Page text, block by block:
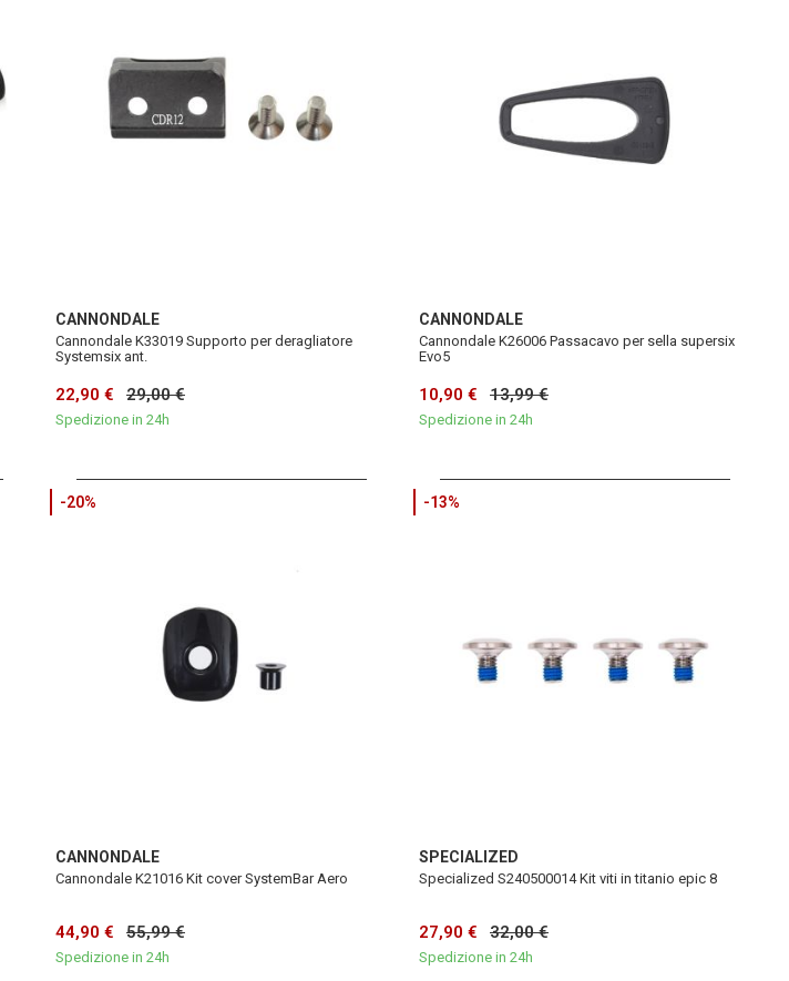
CANNONDALE
Cannondale K33019 Supporto per deragliatore
Systemsix ant.
22,90 € 29,00 €
Spedizione in 24h
CANNONDALE
Cannondale K26006 Passacavo per sella supersix
Evo5
10,90 € 13,99 €
Spedizione in 24h
-20%
CANNONDALE
Cannondale K21016 Kit cover SystemBar Aero
44,90 € 55,99 €
Spedizione in 24h
-13%
SPECIALIZED
Specialized S240500014 Kit viti in titanio epic 8
27,90 € 32,00 €
Spedizione in 24h